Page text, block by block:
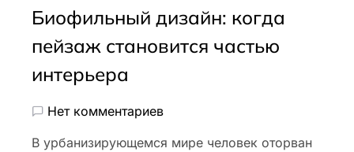
Биофильный дизайн: когда
пейзаж становится частью
интерьера
Нет комментариев
В урбанизирующемся мире человек оторван